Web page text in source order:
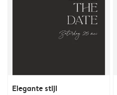
Elegante stijl